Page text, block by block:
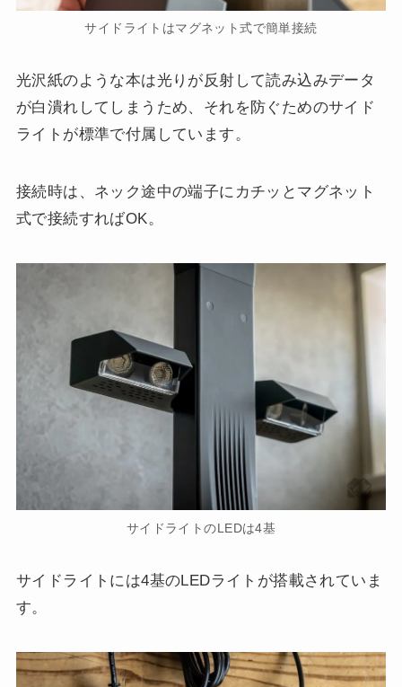
サイドライトはマグネット式で簡単接続
光沢紙のような本は光りが反射して読み込みデータ
が白潰れしてしまうため、それを防ぐためのサイド
ライトが標準で付属しています。
接続時は、ネック途中の端子にカチッとマグネット
式で接続すればOK。
サイドライトのLEDは4基
サイドライトには4基のLEDライトが搭載されていま
す。